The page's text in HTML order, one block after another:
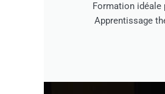
Formation idéale
Apprentissage